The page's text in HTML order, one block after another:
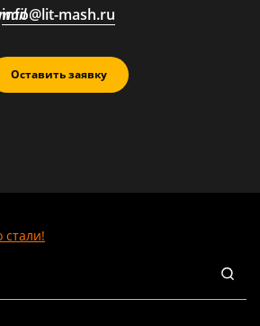
Оставить заявку
info@lit-mash.ru